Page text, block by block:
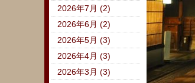
2026年7月 (2)
2026年6月 (2)
2026年5月 (3)
2026年4月 (3)
2026年3月 (3)